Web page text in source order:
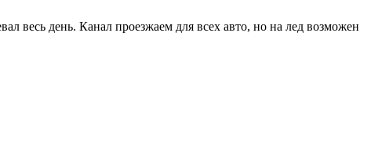
весь день. Канал проезжаем для всех авто, но на лед возможен